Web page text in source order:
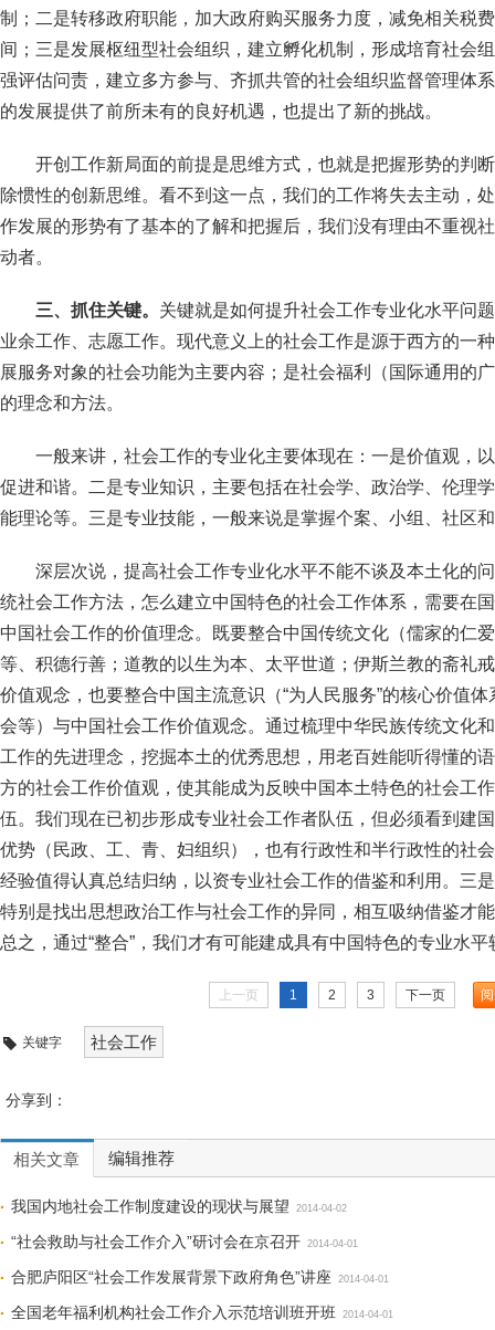
制；二是转移政府职能，加大政府购买服务力度，减免相关税
间；三是发展枢纽型社会组织，建立孵化机制，形成培育社会
强评估问责，建立多方参与、齐抓共管的社会组织监督管理体
的发展提供了前所未有的良好机遇，也提出了新的挑战。
开创工作新局面的前提是思维方式，也就是把握形势的判
除惯性的创新思维。看不到这一点，我们的工作将失去主动，
作发展的形势有了基本的了解和把握后，我们没有理由不重视
动者。
三、抓住关键。 关键就是如何提升社会工作专业化水平问
业余工作、志愿工作。现代意义上的社会工作是源于西方的一
展服务对象的社会功能为主要内容；是社会福利（国际通用的
的理念和方法。
一般来讲，社会工作的专业化主要体现在：一是价值观，
促进和谐。二是专业知识，主要包括在社会学、政治学、伦理
能理论等。三是专业技能，一般来说是掌握个案、小组、社区
深层次说，提高社会工作专业化水平不能不谈及本土化的
统社会工作方法，怎么建立中国特色的社会工作体系，需要在
中国社会工作的价值理念。既要整合中国传统文化（儒家的仁
等、积德行善；道教的以生为本、太平世道；伊斯兰教的斋礼
价值观念，也要整合中国主流意识（“为人民服务”的核心价值体
会等）与中国社会工作价值观念。通过梳理中华民族传统文化
工作的先进理念，挖掘本土的优秀思想，用老百姓能听得懂的
方的社会工作价值观，使其能成为反映中国本土特色的社会工
伍。我们现在已初步形成专业社会工作者队伍，但必须看到建
优势（民政、工、青、妇组织），也有行政性和半行政性的社
经验值得认真总结归纳，以资专业社会工作的借鉴和利用。三
特别是找出思想政治工作与社会工作的异同，相互吸纳借鉴才
总之，通过“整合”，我们才有可能建成具有中国特色的专业水
上一页 1 2 3 下一页
关键字 社会工作
分享到：
相关文章 编辑推荐
我国内地社会工作制度建设的现状与展望 2014-04-02
“社会救助与社会工作介入”研讨会在京召开 2014-04-01
合肥庐阳区“社会工作发展背景下政府角色”讲座 2014-04-01
全国老年福利机构社会工作介入示范培训班开班 2014-04-01